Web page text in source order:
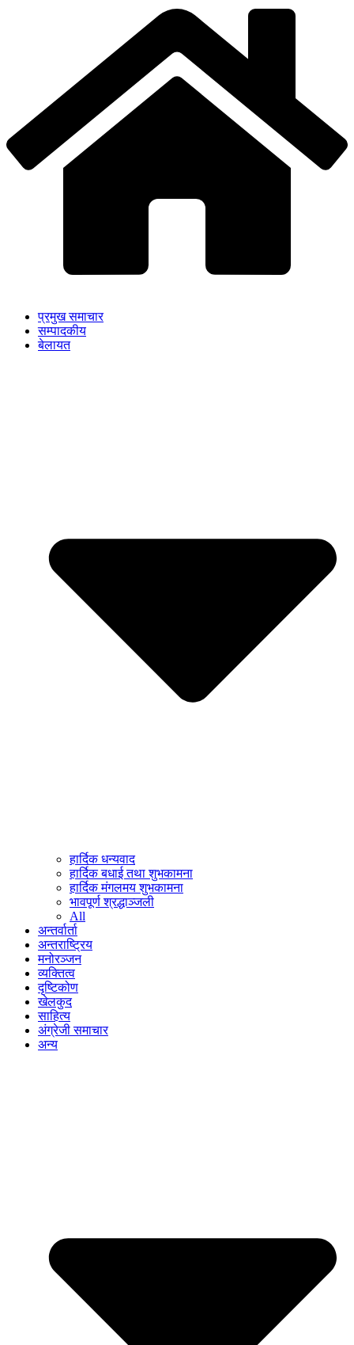
प्रमुख समाचार
सम्पादकीय
बेलायत
हार्दिक धन्यवाद
हार्दिक बधाई तथा शुभकामना
हार्दिक मंगलमय शुभकामना
भावपूर्ण श्रद्धाञ्जली
All
अन्तर्वार्ता
अन्तराष्ट्रिय
मनोरञ्जन
व्यक्तित्व
दृष्टिकोण
खेलकुद
साहित्य
अंग्रेजी समाचार
अन्य